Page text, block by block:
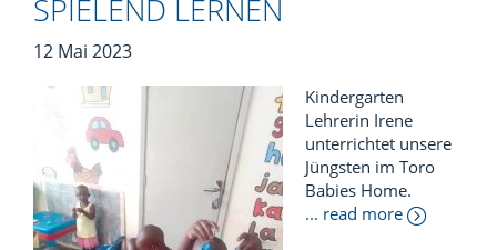
SPIELEND LERNEN
12 Mai 2023
Kindergarten
Lehrerin Irene
unterrichtet unsere
Jüngsten im Toro
Babies Home.
... read more